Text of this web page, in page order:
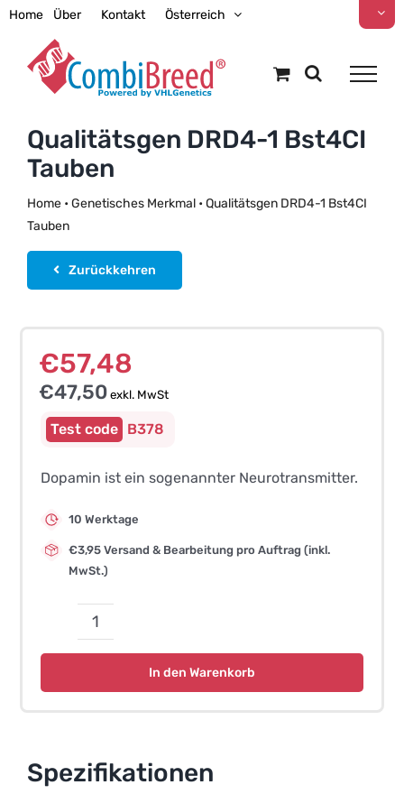
Zum
springen
Home Über Kontakt Österreich
Qualitätsgen DRD4-1 Bst4CI
Tauben
Home• Genetisches Merkmal• Qualitätsgen DRD4-1 Bst4CI
Tauben
Zurückkehren
€57,48
€47,50exkl. MwSt
B378
Dopamin ist ein sogenannter Neurotransmitter.
10 Werktage
€3,95 Versand & Bearbeitung pro Auftrag (inkl.
MwSt.)
Qualitätsgen
DRD4-
Menge
In den Warenkorb
Spezifikationen